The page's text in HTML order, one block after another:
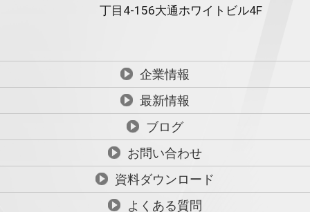
丁目4-156大通ホワイトビル4F
企業情報
最新情報
ブログ
お問い合わせ
資料ダウンロード
よくある質問